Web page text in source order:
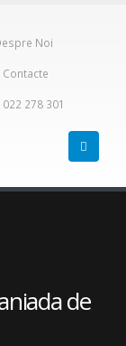
Noi
Contacte
022 278 301
de